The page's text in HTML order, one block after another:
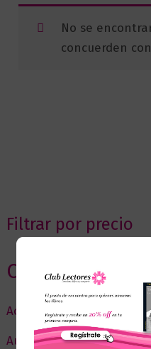
Filtrar por precio
Categorias
Actualidad
Autor del Mes
No se
concuerden